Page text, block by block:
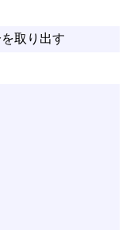
取り出す